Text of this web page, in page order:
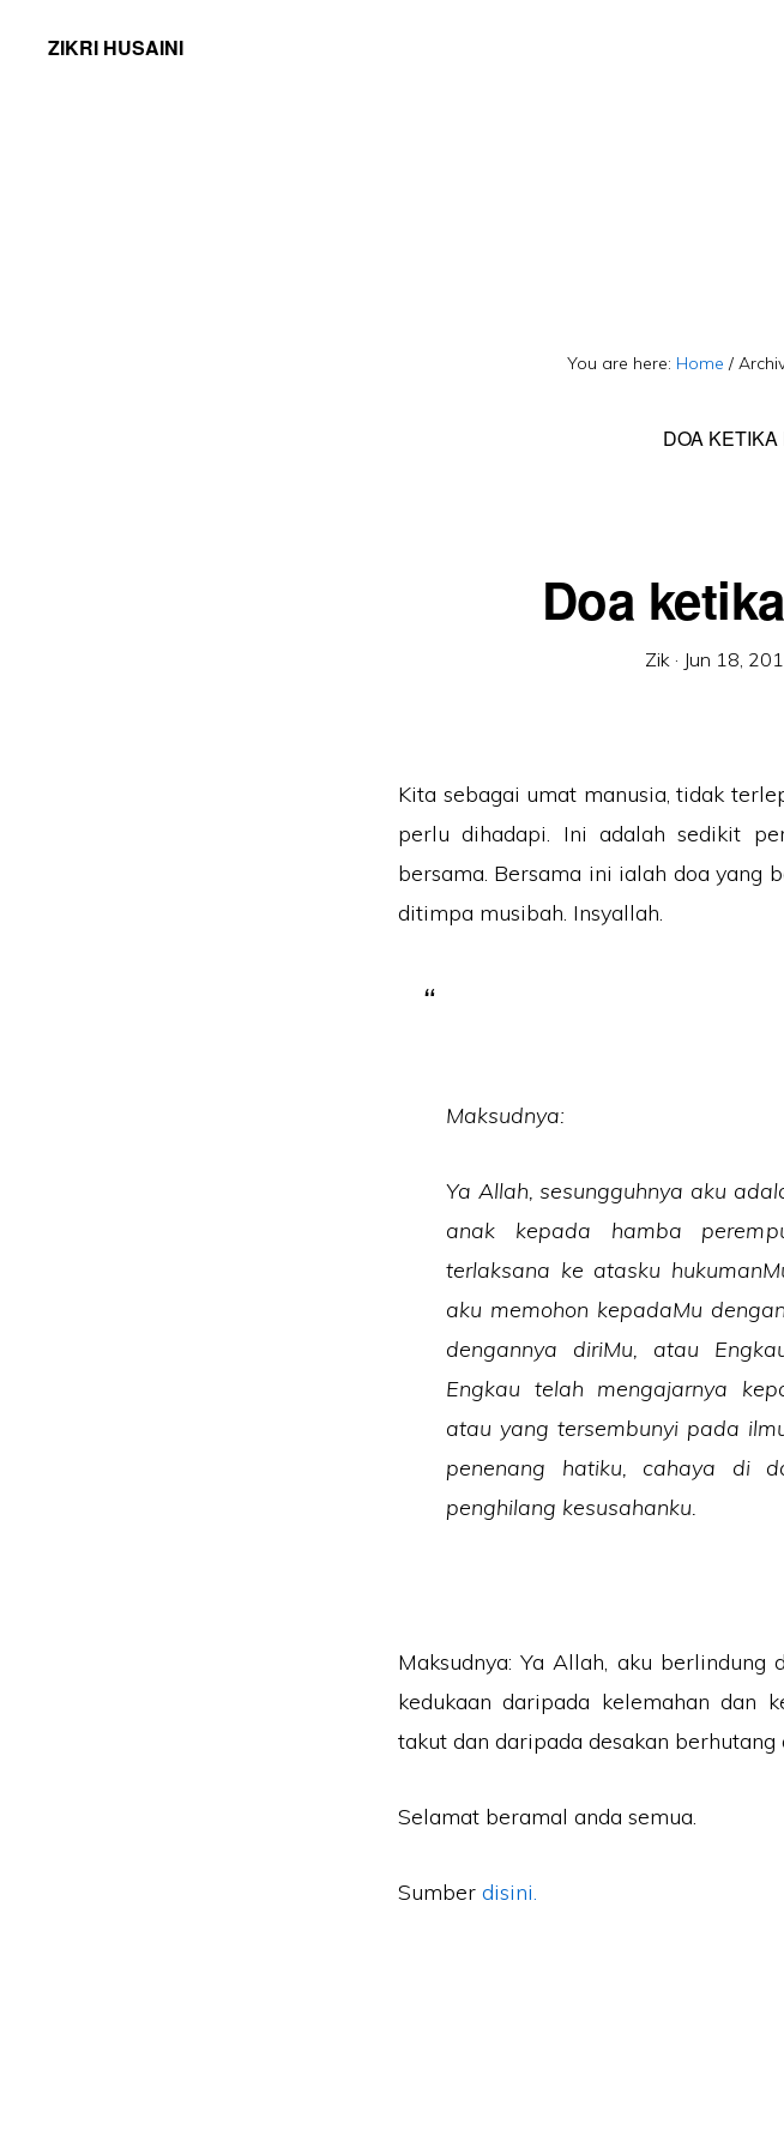
ZIKRI HUSAINI
You are here: Home /
DOA
Doa
Zik · Jun 18,
Kita sebagai umat manusia, tidak
perlu dihadapi. Ini adalah sedikit
bersama. Bersama ini ialah doa yang
ditimpa musibah. Insyallah.
Maksudnya:
Ya Allah, sesungguhnya aku
anak kepada hamba
terlaksana ke atasku
aku memohon kepadaMu
dengannya diriMu, atau
Engkau telah mengajarnya
atau yang tersembunyi pada
penenang hatiku, cahaya di
penghilang kesusahanku.
Maksudnya: Ya Allah, aku berlindung
kedukaan daripada kelemahan dan
takut dan daripada desakan berhutang
Selamat beramal anda semua.
Sumber disini.